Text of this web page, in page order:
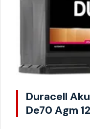
Duracell
De70 Agm